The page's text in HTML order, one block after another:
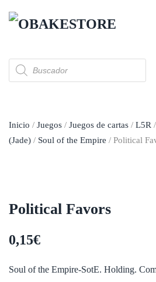
Búsqueda
de
productos
Inicio / Juegos / Juegos de cartas / L5R /
(Jade) / Soul of the Empire / Political
Political Favors
0,15€
Soul of the Empire-SotE. Holding.